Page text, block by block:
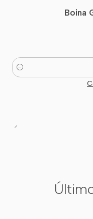
Boina
Cantidad